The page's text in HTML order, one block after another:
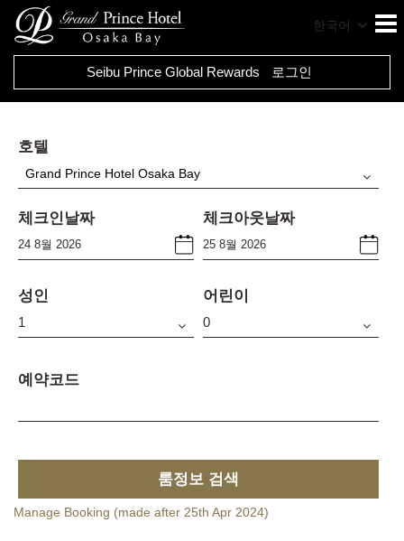
한국어
Seibu Prince Global Rewards 로그인
호텔
Grand Prince Hotel Osaka Bay
체크인날짜 체크아웃날짜
성인 어린이
예약코드
룸정보 검색
Manage Booking (made after 25th Apr 2024)